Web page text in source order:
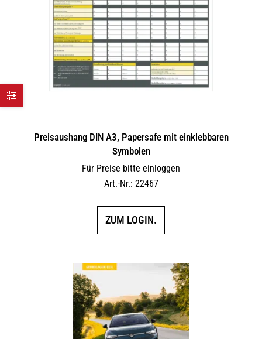
Preisaushang DIN A3, Papersafe mit einklebbaren
Symbolen
Für Preise bitte einloggen
Art.-Nr.: 22467
ZUM LOGIN.